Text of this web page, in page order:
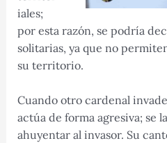
iales;
por esta razón, se podría
solitarias, ya que no
su territorio.
Cuando otro cardenal
actúa de forma agresiva; se
ahuyentar al invasor. Su